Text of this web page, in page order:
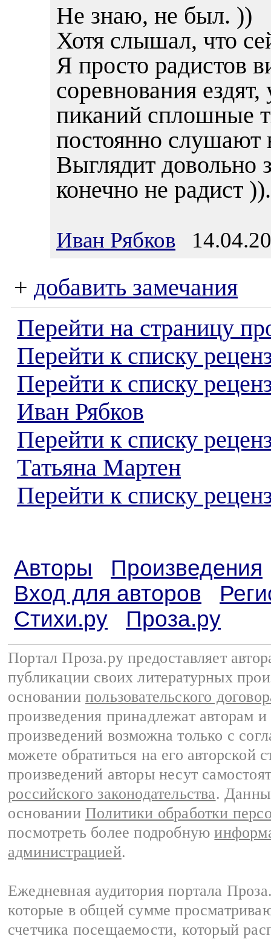
Не знаю, не был. ))
Хотя слышал, что
Я просто радистов
соревнования
пиканий сплошные
постоянно слушают
Выглядит довольно
конечно не радист )).
Иван Рябков
+ добавить замечания
Перейти на страницу
Перейти к списку
Перейти к списку
Иван Рябков
Перейти к списку
Татьяна Мартен
Перейти к списку
Авторы
Произведения
Вход для авторов
Стихи.ру
Проза.ру
Портал Проза.ру предоставляет
публикации своих литературных
основании пользовательского
произведения принадлежат авторам
произведений возможна только с
можете обратиться на его авторской
произведений авторы несут
российского законодательства.
основании Политики обработки
посмотреть более подробную
администрацией.
Ежедневная аудитория портала
которые в общей сумме
счетчика посещаемости, который